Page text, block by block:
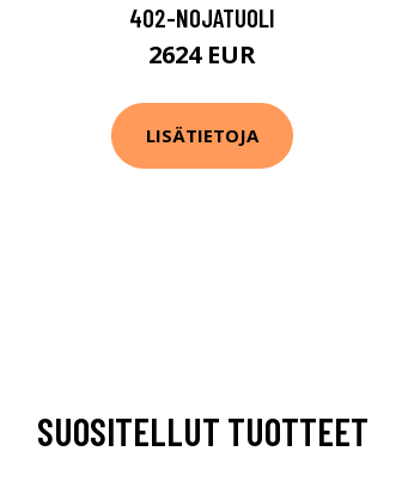
402-NOJATUOLI
2624 EUR
LISÄTIETOJA
SUOSITELLUT TUOTTEET